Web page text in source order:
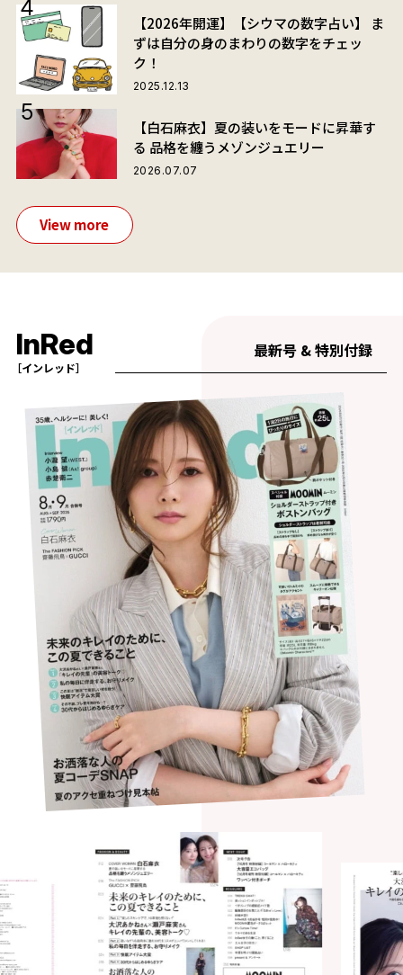
【2026年開運】【シウマの数字占い】 ま
ずは自分の身のまわりの数字をチェッ
ク！
2025.12.13
【白石麻衣】夏の装いをモードに昇華す
る 品格を纏うメゾンジュエリー
2026.07.07
View more
InRed
［インレッド］
最新号 & 特別付録